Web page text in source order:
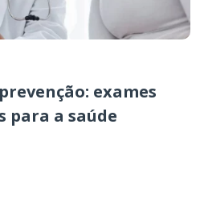
exames
para a saúde